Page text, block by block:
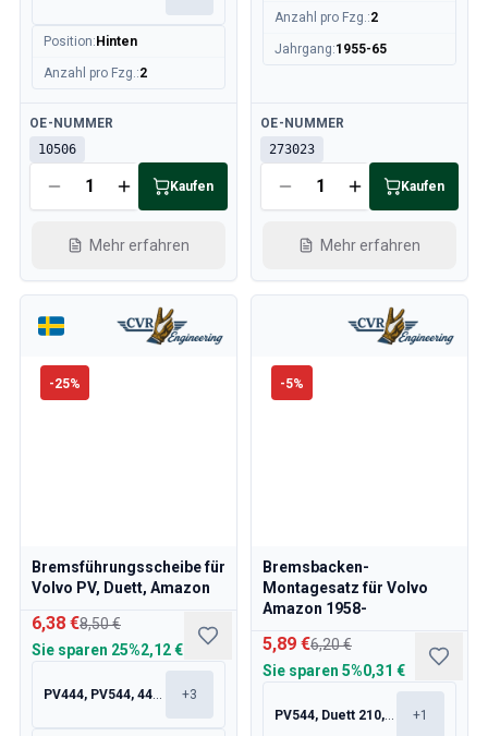
Position: Hinten
Anzahl pro Fzg.:2
Verfügbar
OE-NUMMER
10506
Kaufen
Mehr erfahren
Anzahl pro Fzg.:2
Jahrgang:1955-65
Verfügbar
OE-NUMMER
273023
Kaufen
Mehr erfahren
-25%
Bremsführungsscheibe für
Volvo PV, Duett, Amazon
6,38 €8,50 €
Sie sparen 25%2,12 €
PV444, PV544, 445, 210 +3
-5%
Bremsbacken-
Montagesatz für Volvo
Amazon 1958-
5,89 €6,20 €
Sie sparen 5%0,31 €
PV544, Duett 210, 120, 130 +1